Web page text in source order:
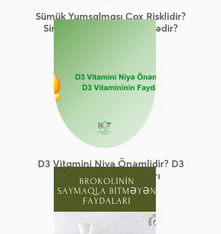
Sümük Yumşalması Çox Risklidir?
Simptom Və Müalicəsi Nədir?
D3 Vitamini Niyə Önəmlidir? D3
Vitamininin Faydaları